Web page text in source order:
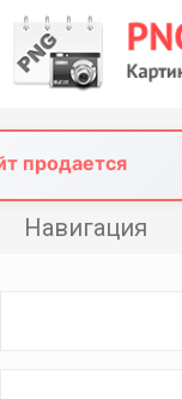
content
продается
Навигация